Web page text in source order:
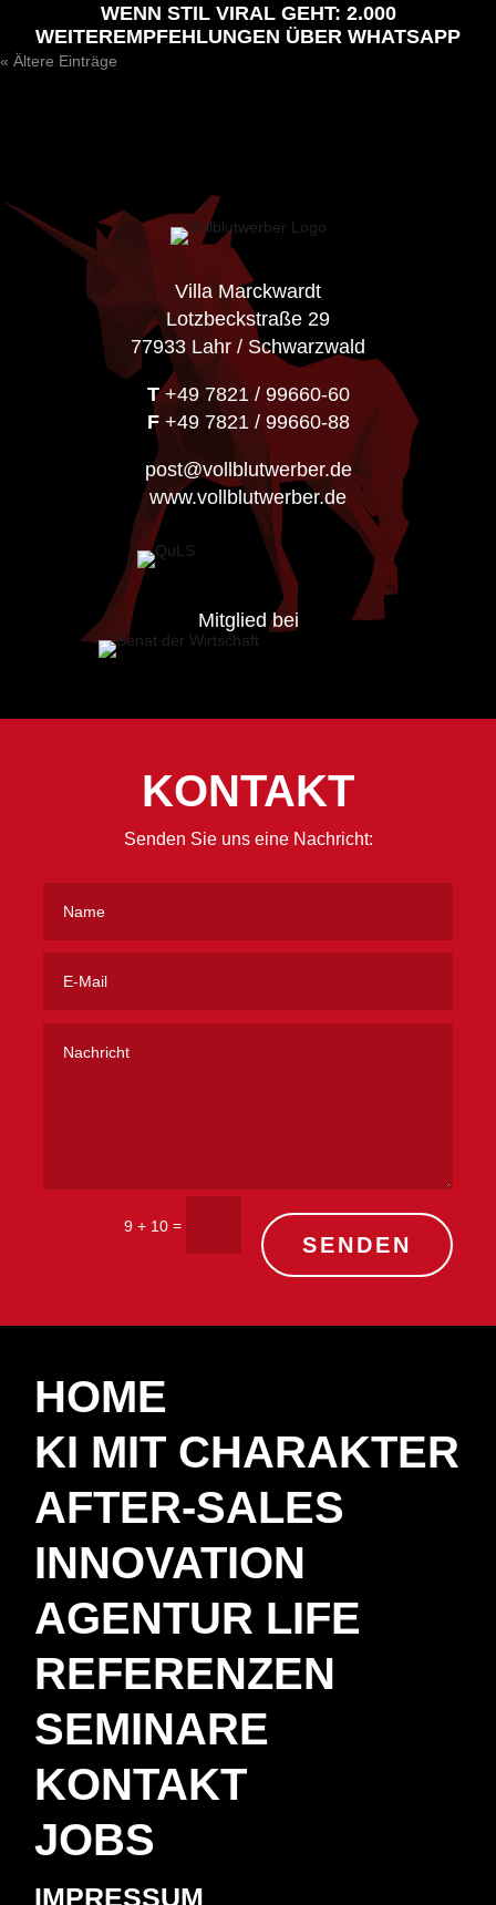
WENN STIL VIRAL GEHT: 2.000
WEITEREMPFEHLUNGEN ÜBER WHATSAPP
« Ältere Einträge
Villa Marckwardt
Lotzbeckstraße 29
77933 Lahr / Schwarzwald
T+49 7821 / 99660-60
F+49 7821 / 99660-88
post@vollblutwerber.de
www.vollblutwerber.de
Mitglied bei
KONTAKT
Senden Sie uns eine Nachricht:
9 + 10 =
SENDEN
HOME
KI MIT CHARAKTER
AFTER-SALES
INNOVATION
AGENTUR LIFE
REFERENZEN
SEMINARE
KONTAKT
JOBS
IMPRESSUM